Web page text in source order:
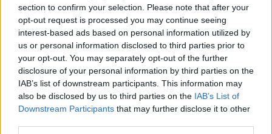
section to confirm your selection. Please note that after your
opt-out request is processed you may continue seeing
interest-based ads based on personal information utilized by
us or personal information disclosed to third parties prior to
your opt-out. You may separately opt-out of the further
disclosure of your personal information by third parties on the
IAB’s list of downstream participants. This information may
also be disclosed by us to third parties on the IAB’s List of
Downstream Participants that may further disclose it to other
Correlati
Il Comune di Sanremo
Nasce a Sanremo la
Scuola di Floricoltura
Applicata
28 Maggio 2026
In "Ponente Ligure"